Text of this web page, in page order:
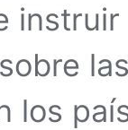
los